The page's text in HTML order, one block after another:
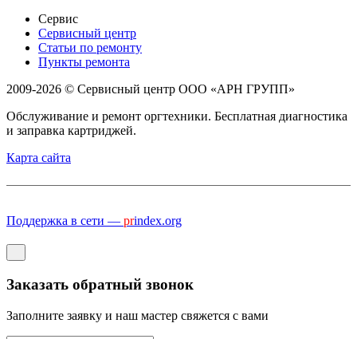
Сервис
Сервисный центр
Статьи по ремонту
Пункты ремонта
2009-2026 © Сервисный центр ООО «АРН ГРУПП»
Обслуживание и ремонт оргтехники. Бесплатная диагностика
и заправка картриджей.
Карта сайта
Поддержка в сети — prindex.org
Заказать обратный звонок
Заполните заявку и наш мастер свяжется с вами